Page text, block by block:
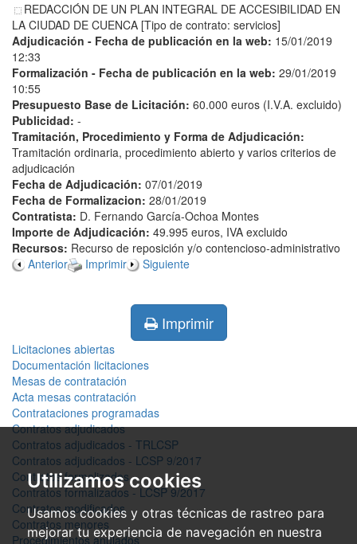
Utilizamos cookies
Usamos cookies y otras técnicas de rastreo para
mejorar tu experiencia de navegación en nuestra
REDACCIÓN DE UN PLAN INTEGRAL DE ACCESIBILIDAD EN
LA CIUDAD DE CUENCA [Tipo de contrato: servicios]
Adjudicación - Fecha de publicación en la web: 15/01/2019
12:33
Formalización - Fecha de publicación en la web: 29/01/2019
10:55
Presupuesto Base de Licitación: 60.000 euros (I.V.A. excluido)
Publicidad: -
Tramitación, Procedimiento y Forma de Adjudicación:
Tramitación ordinaria, procedimiento abierto y varios criterios de
adjudicación
Fecha de Adjudicación: 07/01/2019
Fecha de Formalizacion: 28/01/2019
Contratista: D. Fernando García-Ochoa Montes
Importe de Adjudicación: 49.995 euros, IVA excluido
Recursos: Recurso de reposición y/o contencioso-administrativo
Anterior
Imprimir Siguiente
Imprimir
Licitaciones abiertas
Documentación licitaciones
Mesas de contratación
Acta mesas contratación
Contrataciones programadas
Contratos adjudicados
Contratos adjudicados - TRLCSP
Contratos adjudicados - LCSP 9/2017
Contratos formalizados
Contratos formalizados - LCSP 9/2017
Contratos modificados
Contratos menores
Procedimientos anulados